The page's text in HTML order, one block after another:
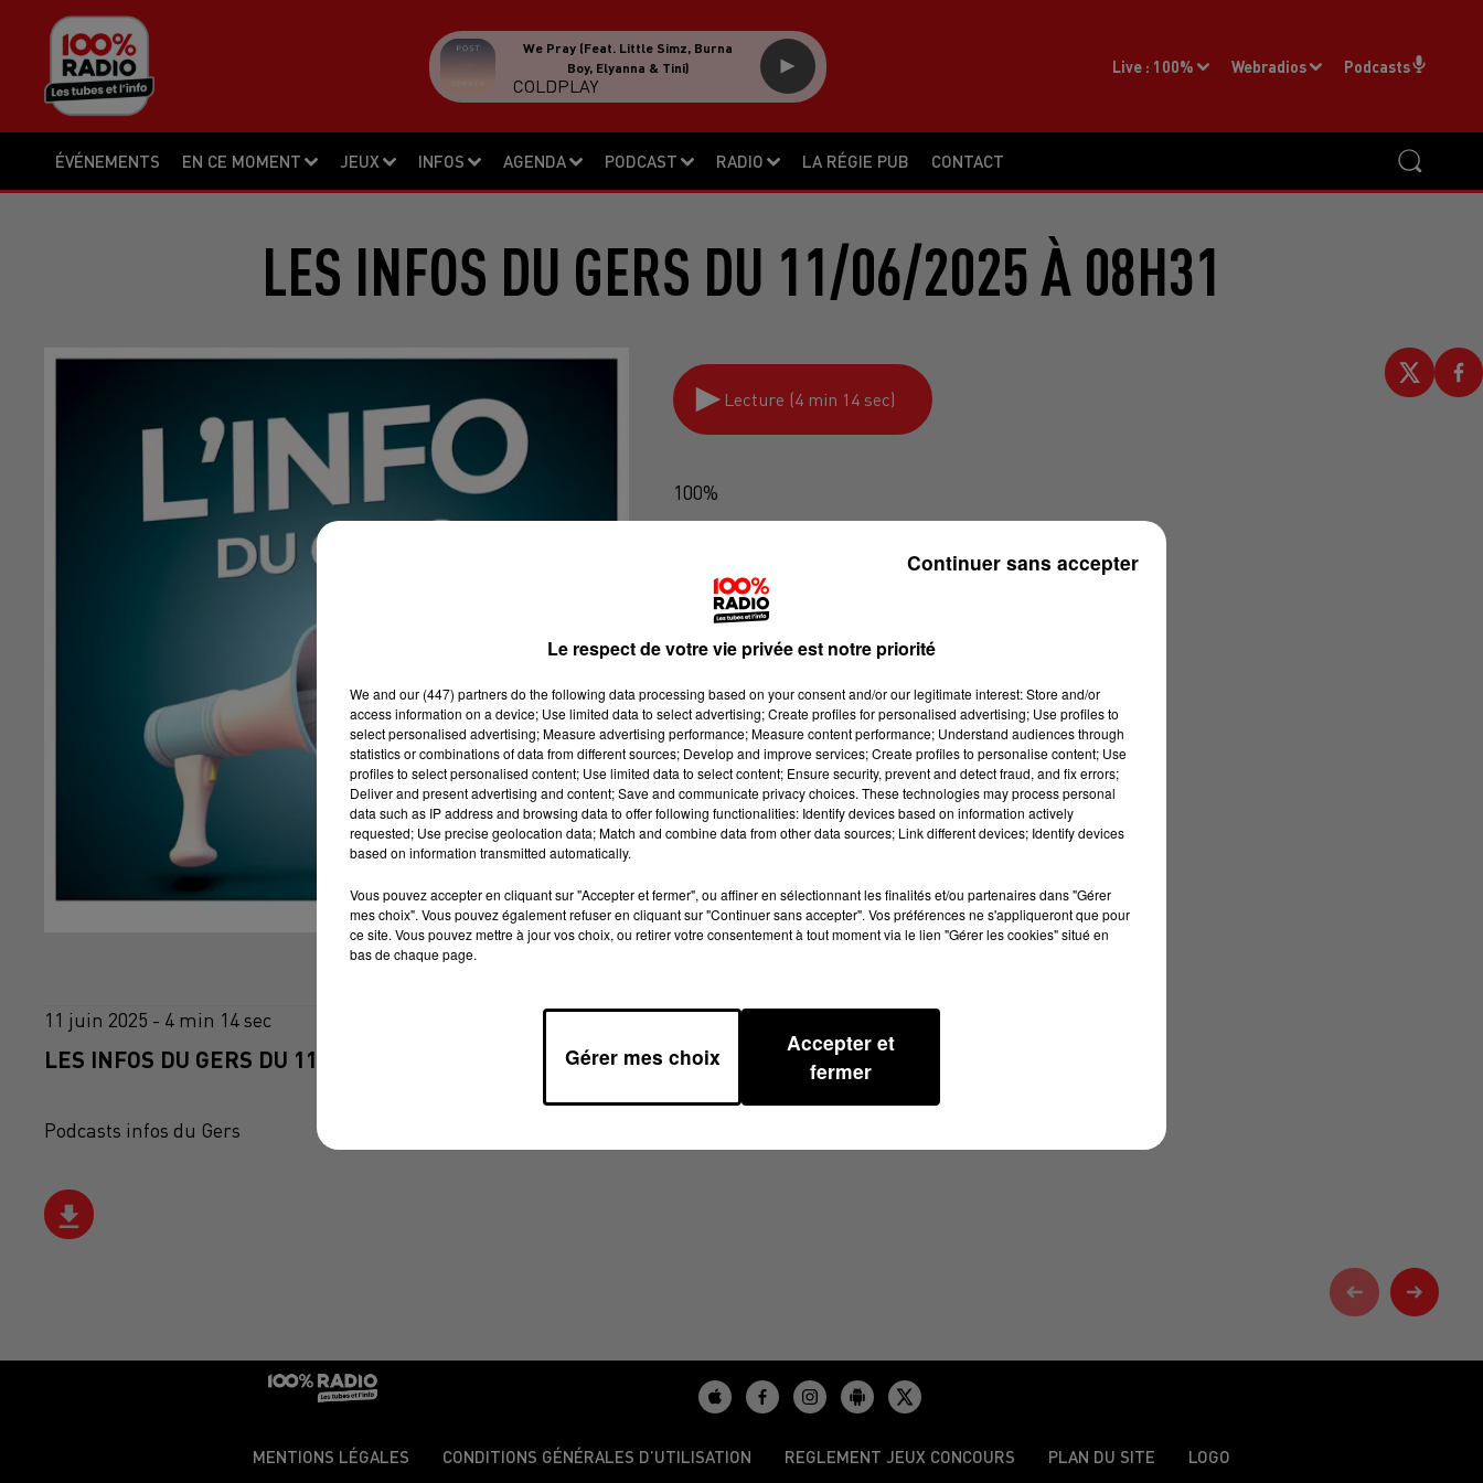
ÉVÉNEMENTS EN CE MOMENT JEUX INFOS AGENDA PODCAST RADIO LA RÉGIE PUB CONTACT
Live : 100% Webradios Podcasts
We Pray (feat. Little Simz, Burna
Boy, Elyanna & Tini)
COLDPLAY
LES INFOS DU GERS DU 11/06/2025 À 08H31
Lecture (4 min 14 sec)
100%
11 juin 2025 - 4 min 14 sec
LES INFOS DU GERS DU 11/06/2025 À 08H31
Podcasts infos du Gers
MENTIONS LÉGALES CONDITIONS GÉNÉRALES D’UTILISATION REGLEMENT JEUX CONCOURS PLAN DU SITE LOGO
Le respect de votre vie privée est notre priorité
We and our (447) partnersdo the following data processing based on your consent and/or our legitimate interest: Store and/or
access information on a device; Use limited data to select advertising; Create profiles for personalised advertising; Use profiles to
select personalised advertising; Measure advertising performance; Measure content performance; Understand audiences through
statistics or combinations of data from different sources; Develop and improve services; Create profiles to personalise content; Use
profiles to select personalised content; Use limited data to select content; Ensure security, prevent and detect fraud, and fix errors;
Deliver and present advertising and content; Save and communicate privacy choices. These technologies may process personal
data such as IP address and browsing data to offer following functionalities: Identify devices based on information actively
requested; Use precise geolocation data; Match and combine data from other data sources; Link different devices; Identify devices
based on information transmitted automatically.
Vous pouvez accepter en cliquant sur "Accepter et fermer", ou affiner en sélectionnant les finalités et/ou partenaires dans "Gérer
mes choix". Vous pouvez également refuser en cliquant sur "Continuer sans accepter". Vos préférences ne s'appliqueront que pour
ce site. Vous pouvez mettre à jour vos choix, ou retirer votre consentement à tout moment via le lien "Gérer les cookies" situé en
bas de chaque page.
Gérer mes choix
Accepter et
fermer
Continuer sans accepter